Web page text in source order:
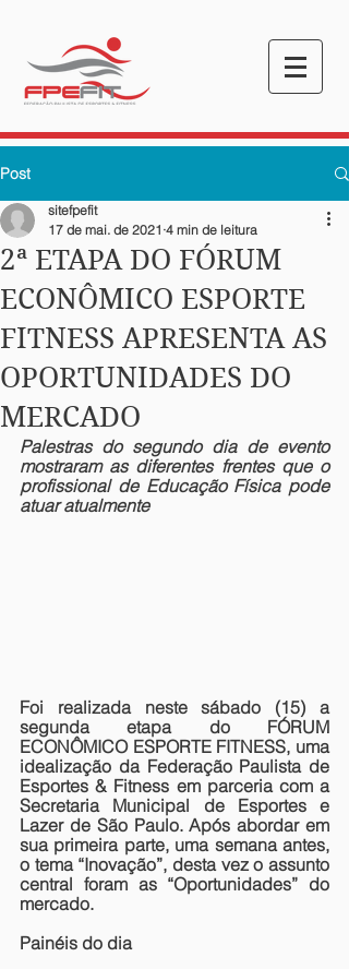
Post
2ª ETAPA DO FÓRUM
ECONÔMICO ESPORTE
FITNESS APRESENTA AS
OPORTUNIDADES DO
MERCADO
sitefpefit
17 de mai. de 2021 4 min de leitura
Palestras do segundo dia de evento
mostraram as diferentes frentes que o
profissional de Educação Física pode
atuar atualmente
Foi realizada neste sábado (15) a
segunda etapa do FÓRUM
ECONÔMICO ESPORTE FITNESS, uma
idealização da Federação Paulista de
Esportes & Fitness em parceria com a
Secretaria Municipal de Esportes e
Lazer de São Paulo. Após abordar em
sua primeira parte, uma semana antes,
o tema “Inovação”, desta vez o assunto
central foram as “Oportunidades” do
mercado.
Painéis do dia